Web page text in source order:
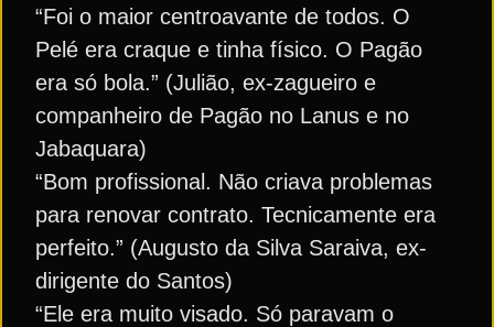
“Foi o maior centroavante de todos. O
Pelé era craque e tinha físico. O Pagão
era só bola.” (Julião, ex-zagueiro e
companheiro de Pagão no Lanus e no
Jabaquara)
“Bom profissional. Não criava problemas
para renovar contrato. Tecnicamente era
perfeito.” (Augusto da Silva Saraiva, ex-
dirigente do Santos)
“Ele era muito visado. Só paravam o